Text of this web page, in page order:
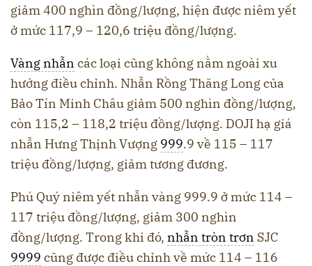
giảm 400 nghìn đồng/lượng, hiện được niêm yết
ở mức 117,9 – 120,6 triệu đồng/lượng.
Vàng nhẫn các loại cũng không nằm ngoài xu
hướng điều chỉnh. Nhẫn Rồng Thăng Long của
Bảo Tín Minh Châu giảm 500 nghìn đồng/lượng,
còn 115,2 – 118,2 triệu đồng/lượng. DOJI hạ giá
nhẫn Hưng Thịnh Vượng 999.9 về 115 – 117
triệu đồng/lượng, giảm tương đương.
Phú Quý niêm yết nhẫn vàng 999.9 ở mức 114 –
117 triệu đồng/lượng, giảm 300 nghìn
đồng/lượng. Trong khi đó, nhẫn tròn trơn SJC
9999 cũng được điều chỉnh về mức 114 – 116